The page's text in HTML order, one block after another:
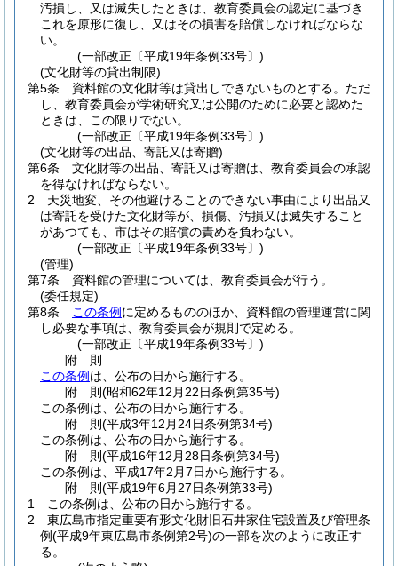
汚損し、又は滅失したときは、教育委員会の認定に基づき
これを原形に復し、又はその損害を賠償しなければならな
い。
(一部改正〔平成19年条例33号〕)
(文化財等の貸出制限)
第5条
資料館の文化財等は貸出しできないものとする。 ただ
し、教育委員会が学術研究又は公開のために必要と認めた
ときは、この限りでない。
(一部改正〔平成19年条例33号〕)
(文化財等の出品、寄託又は寄贈)
第6条
文化財等の出品、寄託又は寄贈は、教育委員会の承認
を得なければならない。
2
天災地変、その他避けることのできない事由により出品又
は寄託を受けた文化財等が、損傷、汚損又は滅失すること
があつても、市はその賠償の責めを負わない。
(一部改正〔平成19年条例33号〕)
(管理)
第7条
資料館の管理については、教育委員会が行う。
(委任規定)
第8条
この条例 に定めるもののほか、資料館の管理運営に関
し必要な事項は、教育委員会が規則で定める。
(一部改正〔平成19年条例33号〕)
附 則
この条例 は、公布の日から施行する。
附 則(昭和62年12月22日条例第35号)
この条例は、公布の日から施行する。
附 則(平成3年12月24日条例第34号)
この条例は、公布の日から施行する。
附 則(平成16年12月28日条例第34号)
この条例は、平成17年2月7日から施行する。
附 則(平成19年6月27日条例第33号)
1
この条例は、公布の日から施行する。
2
東広島市指定重要有形文化財旧石井家住宅設置及び管理条
例(平成9年東広島市条例第2号)の一部を次のように改正す
る。